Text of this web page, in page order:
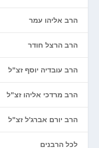
הרב אליהו עמר
הרב הרצל חודר
הרב עובדיה יוסף זצ"ל
הרב מרדכי אליהו זצ"ל
הרב יורם אברג'ל זצ"ל
לכל הרבנים